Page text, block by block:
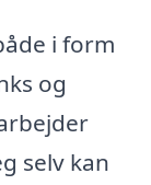
i form
og
selv kan